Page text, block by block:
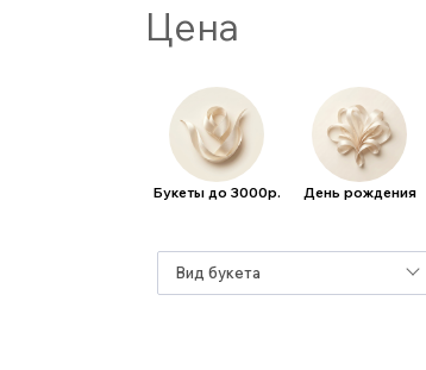
Цена
Букеты до 3000р. День рождения
Вид букета